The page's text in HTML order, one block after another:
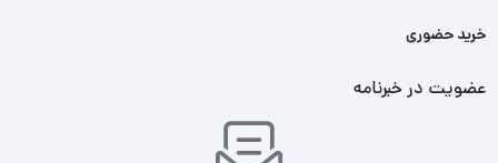
خرید حضوری
عضویت در خبرنامه